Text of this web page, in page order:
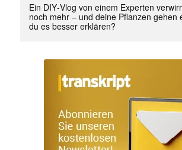
Ein DIY‑Vlog von einem Experten
noch mehr – und deine Pflanzen gehen
du es besser erklären?